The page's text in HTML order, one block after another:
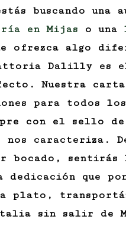
buscando una
en Mijas o una
ofrezca algo
Dalilly es
Nuestra
para todos
con el sello
nos caracteriza.
bocado, sentirás
dedicación que
plato,
sin salir de